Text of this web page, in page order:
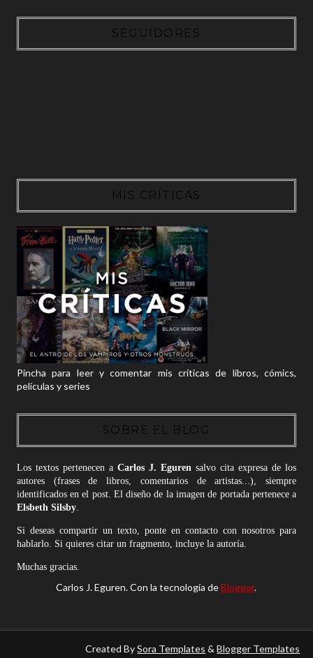
SEGUIDORES
MIS CRÍTICAS
Pincha para leer y comentar mis críticas de libros, cómics,
películas y series
SOBRE EL BLOG
Los textos pertenecen a Carlos J. Egurensalvo cita expresa de los
autores (frases de libros, comentarios de artistas...), siempre
identificados en el post. El diseño de la imagen de portada pertenece a
Elsbeth Silsby.
Si deseas compartir un texto, ponte en contacto con nosotros para
hablarlo. Si quieres citar un fragmento, incluye la autoría.
Muchas gracias.
Carlos J. Eguren. Con la tecnología deBlogger.
Created BySora Templates &Blogger Templates